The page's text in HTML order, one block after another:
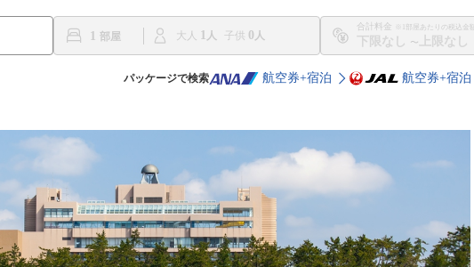
1 大人 1 子供 0
合計料金 ※1部屋あたりの税込金額
〜
パッケージで検索 航空券+宿泊 航空券+宿泊